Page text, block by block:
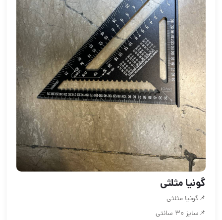
گونیا مثلثی
📌گونیا مثلثی
📌سایز 30 سانتی